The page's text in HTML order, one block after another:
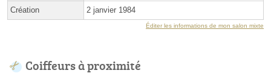
Création 2 janvier 1984
Éditer les informations de mon salon mixte
Coiffeurs à proximité